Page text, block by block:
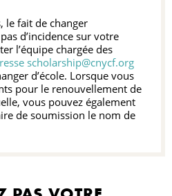
le fait de changer
d’incidence sur votre
l’équipe chargée des
scholarship@cnycf.org
d’école. Lorsque vous
pour le renouvellement de
vous pouvez également
de soumission le nom de